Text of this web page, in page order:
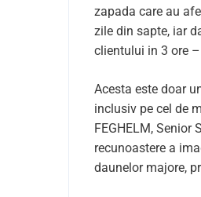
zapada care au
zile din sapte, iar
clientului in 3 ore
Acesta este doar
inclusiv pe cel de
FEGHELM,
recunoastere a
daunelor majore,